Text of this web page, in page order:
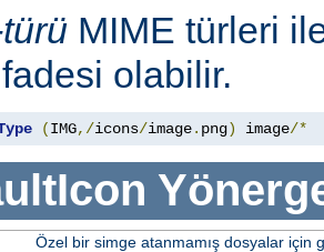
MIME türleri
olabilir.
(IMG,/icons/image. png) image/*
Özel bir simge atanmamış dosyalar için